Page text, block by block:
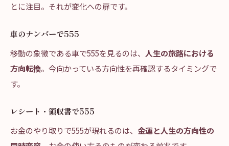
とに注目。それが変化への扉です。
車のナンバーで555
移動の象徴である車で555を見るのは、 人生の旅路における
方向転換。今向かっている方向性を再確認するタイミングで
す。
レシート・領収書で555
お金のやり取りで555が現れるのは、 金運と人生の方向性の